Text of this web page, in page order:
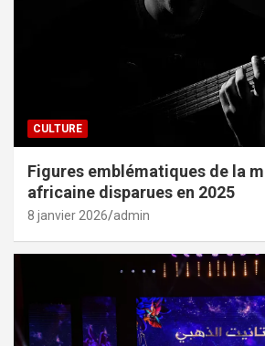
CULTURE
Figures emblématiques de la
africaine disparues en 2025
8 janvier 2026 admin